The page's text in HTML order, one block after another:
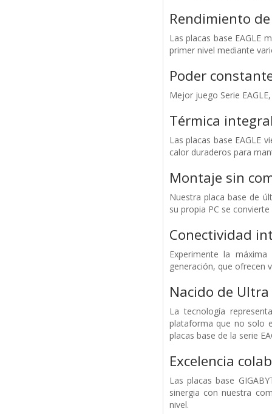
Rendimiento
Las placas base EAGLE
primer nivel mediante
Poder
Mejor juego Serie
Térmica
Las placas base EAGLE
calor duraderos para
Montaje sin
Nuestra placa base de
su propia PC se
Conectividad
Experimente la
generación, que ofrecen
Nacido de
La tecnología
plataforma que no solo
placas base de la serie
Excelencia
Las placas base
sinergia con nuestra
nivel.